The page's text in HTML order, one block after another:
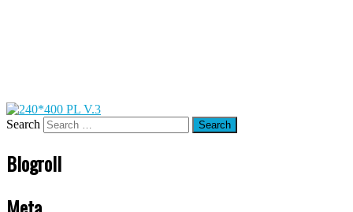
Search
Blogroll